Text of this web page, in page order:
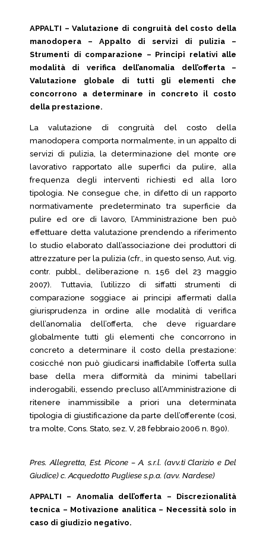
APPALTI – Valutazione di congruità del costo della
manodopera – Appalto di servizi di pulizia –
Strumenti di comparazione – Principi relativi alle
modalità di verifica dell’anomalia dell’offerta –
Valutazione globale di tutti gli elementi che
concorrono a determinare in concreto il costo
della prestazione.
La valutazione di congruità del costo della
manodopera comporta normalmente, in un appalto di
servizi di pulizia, la determinazione del monte ore
lavorativo rapportato alle superfici da pulire, alla
frequenza degli interventi richiesti ed alla loro
tipologia. Ne consegue che, in difetto di un rapporto
normativamente predeterminato tra superficie da
pulire ed ore di lavoro, l’Amministrazione ben può
effettuare detta valutazione prendendo a riferimento
lo studio elaborato dall’associazione dei produttori di
attrezzature per la pulizia (cfr., in questo senso, Aut. vig.
contr. pubbl., deliberazione n. 156 del 23 maggio
2007). Tuttavia, l’utilizzo di siffatti strumenti di
comparazione soggiace ai principi affermati dalla
giurisprudenza in ordine alle modalità di verifica
dell’anomalia dell’offerta, che deve riguardare
globalmente tutti gli elementi che concorrono in
concreto a determinare il costo della prestazione:
cosicché non può giudicarsi inaffidabile l’offerta sulla
base della mera difformità da minimi tabellari
inderogabili, essendo precluso all’Amministrazione di
ritenere inammissibile a priori una determinata
tipologia di giustificazione da parte dell’offerente (così,
tra molte, Cons. Stato, sez. V, 28 febbraio 2006 n. 890).
Pres. Allegretta, Est. Picone – A. s.r.l. (avv.ti Clarizio e Del
Giudice) c. Acquedotto Pugliese s.p.a. (avv. Nardese)
APPALTI – Anomalia dell’offerta – Discrezionalità
tecnica – Motivazione analitica – Necessità solo in
caso di giudizio negativo.